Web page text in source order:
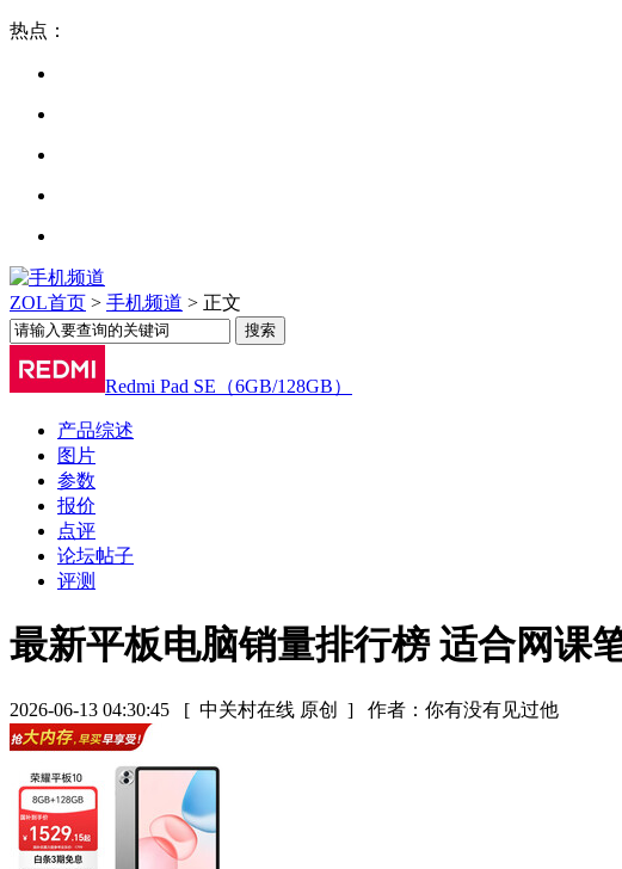
热点：
ZOL首页 > 手机频道 > 正文
Redmi Pad SE（6GB/128GB）
产品综述
图片
参数
报价
点评
论坛帖子
评测
最新平板电脑销量排行榜 适合网课
2026-06-13 04:30:45 [ 中关村在线 原创 ] 作者：你有没有见过他